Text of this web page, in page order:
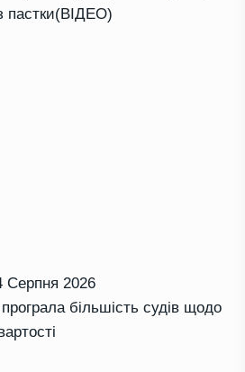
пастки(ВІДЕО)
Серпня 2026
більшість судів щодо